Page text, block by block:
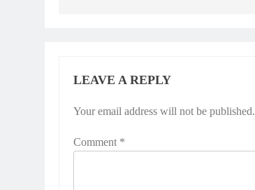
LEAVE A REPLY
Your email address will not be published.
Comment *